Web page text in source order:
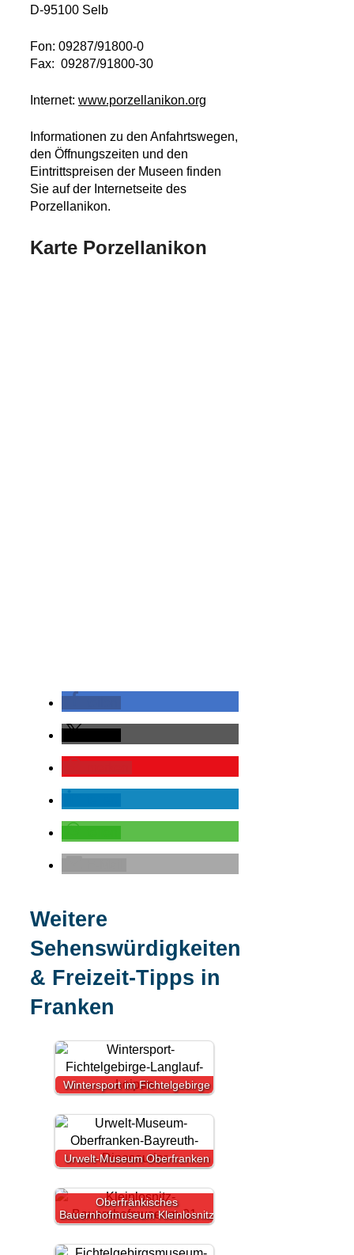
D-95100 Selb
Fon: 09287/91800-0
Fax: 09287/91800-30
Internet: www.porzellanikon.org
Informationen zu den Anfahrtswegen,
den Öffnungszeiten und den
Eintrittspreisen der Museen finden
Sie auf der Internetseite des
Porzellanikon.
Karte Porzellanikon
Weitere
Sehenswürdigkeiten
& Freizeit-Tipps in
Franken
Wintersport im Fichtelgebirge
Urwelt-Museum Oberfranken
Oberfränkisches
Bauernhofmuseum Kleinlosnitz